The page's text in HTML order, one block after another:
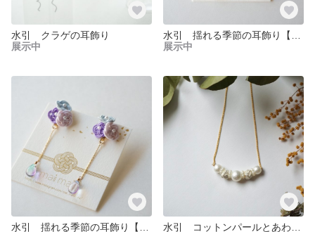
水引 クラゲの耳飾り
展示中
展示中